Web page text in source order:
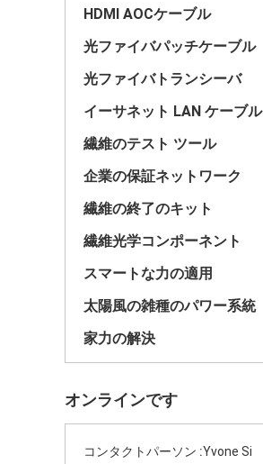
HDMI AOCケーブル
光ファイバパッチケーブル
光ファイバトランシーバ
イーサネット LAN ケーブル
繊維のテスト ツール
企業の保証ネットワーク
繊維の終了のキット
繊維光学コンポーネント
スマートな力の適用
太陽風の雑種のパワー系統
家力の解決
オンラインです
コンタクトパーソン :Yvone Si